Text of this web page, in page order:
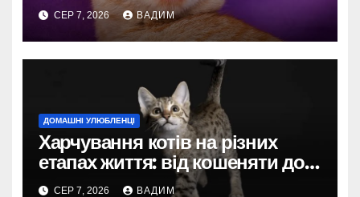
СЕР 7, 2026 ВАДИМ
ДОМАШНІ УЛЮБЛЕНЦІ
Харчування котів на різних
етапах життя: від кошеняти до
літнього улюбленця
СЕР 7, 2026 ВАДИМ